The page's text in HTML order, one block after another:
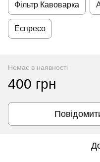
Фільтр Кавоварка
Еспресо
Немає в наявності
400 грн